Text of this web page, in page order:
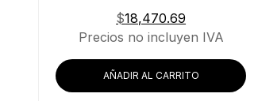
$18,470.69
Precios no incluyen IVA
AÑADIR AL CARRITO